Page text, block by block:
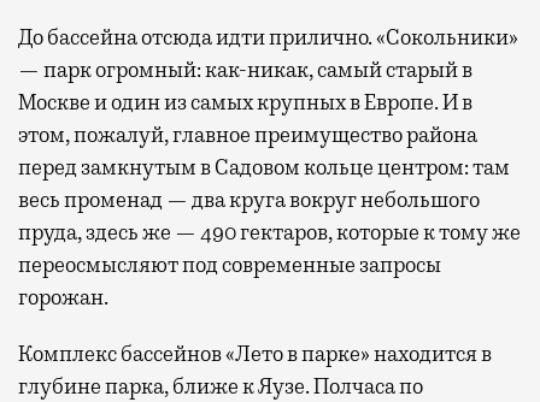
До бассейна отсюда идти прилично. «Сокольники»
— парк огромный: как-никак, самый старый в
Москве и один из самых крупных в Европе. И в
этом, пожалуй, главное преимущество района
перед замкнутым в Садовом кольце центром: там
весь променад — два круга вокруг небольшого
пруда, здесь же — 490 гектаров, которые к тому же
переосмысляют под современные запросы
горожан.
Комплекс бассейнов «Лето в парке» находится в
глубине парка, ближе к Яузе. Полчаса по